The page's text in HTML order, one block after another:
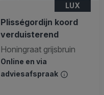
LUX
Plisségordijn koord
verduisterend
Honingraat grijsbruin
Online en via
adviesafspraak